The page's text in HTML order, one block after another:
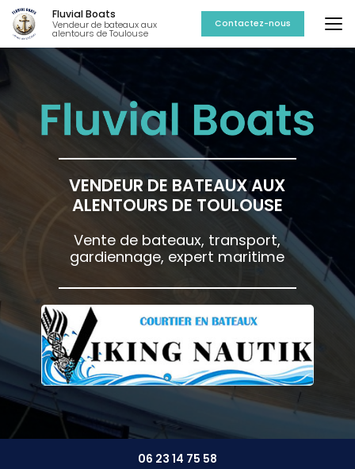
Aller
au
contenu
principal
Fluvial Boats
Vendeur de bateaux aux
alentours de Toulouse
Contactez-nous
VENDEUR DE BATEAUX AUX
ALENTOURS DE TOULOUSE
Vente de bateaux, transport,
gardiennage, expert maritime
06 23 14 75 58